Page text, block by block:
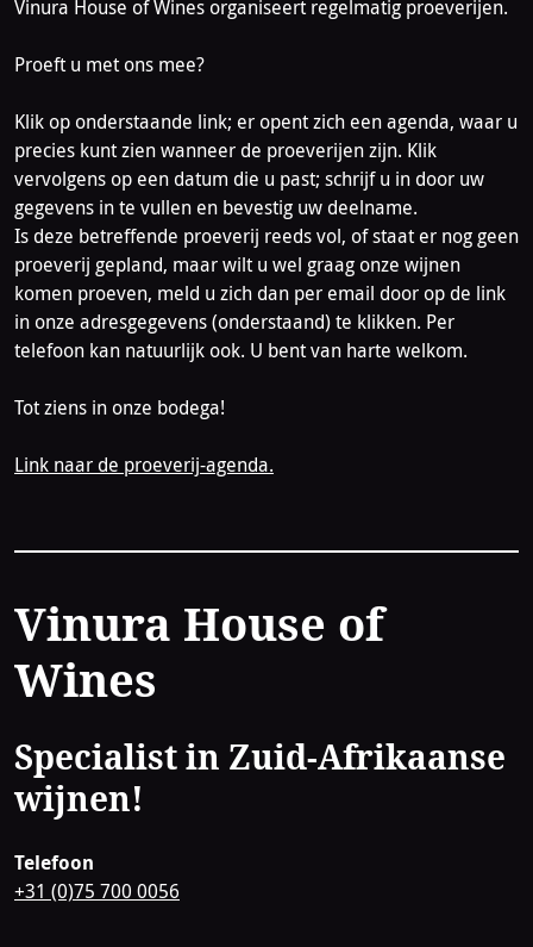
Vinura House of Wines organiseert regelmatig proeverijen.
Proeft u met ons mee?
Klik op onderstaande link; er opent zich een agenda, waar u
precies kunt zien wanneer de proeverijen zijn. Klik
vervolgens op een datum die u past; schrijf u in door uw
gegevens in te vullen en bevestig uw deelname.
Is deze betreffende proeverij reeds vol, of staat er nog geen
proeverij gepland, maar wilt u wel graag onze wijnen
komen proeven, meld u zich dan per email door op de link
in onze adresgegevens (onderstaand) te klikken. Per
telefoon kan natuurlijk ook. U bent van harte welkom.
Tot ziens in onze bodega!
Link naar de proeverij-agenda.
Contact
Vinura House of
Wines
Specialist in Zuid-Afrikaanse
wijnen!
Telefoon
+31 (0)75 700 0056